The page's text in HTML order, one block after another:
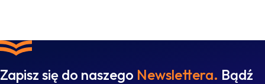
Zapisz się do naszego Newslettera. Bądź